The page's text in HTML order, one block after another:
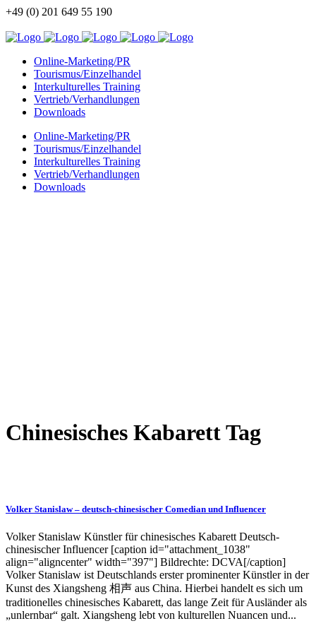
+49 (0) 201 649 55 190
Online-Marketing/PR
Tourismus/Einzelhandel
Interkulturelles Training
Vertrieb/Verhandlungen
Downloads
Online-Marketing/PR
Tourismus/Einzelhandel
Interkulturelles Training
Vertrieb/Verhandlungen
Downloads
Chinesisches Kabarett Tag
Volker Stanislaw – deutsch-chinesischer Comedian und Influencer
Volker Stanislaw Künstler für chinesisches Kabarett Deutsch-
chinesischer Influencer [caption id="attachment_1038"
align="aligncenter" width="397"] Bildrechte: DCVA[/caption]
Volker Stanislaw ist Deutschlands erster prominenter Künstler in der
Kunst des Xiangsheng 相声 aus China. Hierbei handelt es sich um
traditionelles chinesisches Kabarett, das lange Zeit für Ausländer als
„unlernbar“ galt. Xiangsheng lebt von kulturellen Nuancen und...